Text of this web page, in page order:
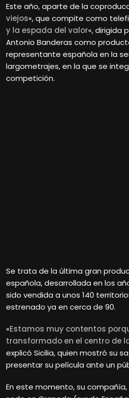
Este año, aparte de la
viejos«, que compite como
y la espada del valor«, dirigida
Antonio Banderas como
representante española en la
largometrajes, en la que se
competición.
Se trata de la última gran
española, desarrollada en los
sido vendida a unos 140
estrenado ya en cerca de 90.
«Estamos muy contentos
transformado en el centro de
explicó Sicilia, quien mostró su
presentar su película ante un
En este momento, su compañía,